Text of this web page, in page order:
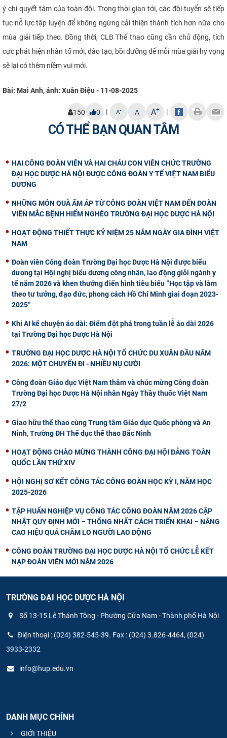
ý chí quyết tâm của toàn đội. Trong thời gian tới, các đội tuyển sẽ tiếp
tục nỗ lực tập luyện để không ngừng cải thiện thành tích hơn nữa cho
mùa giải tiếp theo. Đồng thời, CLB Thể thao cũng cần chủ động, tích
cực phát hiện nhân tố mới, đào tạo, bồi dưỡng để mỗi mùa giải hy vọng
sẽ lại có thêm niềm vui mới.
Bài: Mai Anh, ảnh: Xuân Điệu - 11-08-2025
150 0 | A- A A+ |
CÓ THỂ BẠN QUAN TÂM
HAI CÔNG ĐOÀN VIÊN VÀ HAI CHÁU CON VIÊN CHỨC TRƯỜNG
ĐẠI HỌC DƯỢC HÀ NỘI ĐƯỢC CÔNG ĐOÀN Y TẾ VIỆT NAM BIỂU
DƯƠNG
NHỮNG MÓN QUÀ ẤM ÁP TỪ CÔNG ĐOÀN VIỆT NAM ĐẾN ĐOÀN
VIÊN MẮC BỆNH HIỂM NGHÈO TRƯỜNG ĐẠI HỌC DƯỢC HÀ NỘI
HOẠT ĐỘNG THIẾT THỰC KỶ NIỆM 25 NĂM NGÀY GIA ĐÌNH VIỆT
NAM
Đoàn viên Công đoàn Trường Đại học Dược Hà Nội được biểu
dương tại Hội nghị biểu dương công nhân, lao động giỏi ngành y
tế năm 2026 và khen thưởng điển hình tiêu biểu “Học tập và làm
theo tư tưởng, đạo đức, phong cách Hồ Chí Minh giai đoạn 2023-
2025”
Khi AI kể chuyện áo dài: Điểm đột phá trong tuần lễ áo dài 2026
tại Trường Đại học Dược Hà Nội
TRƯỜNG ĐẠI HỌC DƯỢC HÀ NỘI TỔ CHỨC DU XUÂN ĐẦU NĂM
2026: MỘT CHUYẾN ĐI - NHIỀU NỤ CƯỜI
Công đoàn Giáo dục Việt Nam thăm và chúc mừng Công đoàn
Trường Đại học Dược Hà Nội nhân Ngày Thầy thuốc Việt Nam
27/2
Giao hữu thể thao cùng Trung tâm Giáo dục Quốc phòng và An
Ninh, Trường ĐH Thể dục thể thao Bắc Ninh
HOẠT ĐỘNG CHÀO MỪNG THÀNH CÔNG ĐẠI HỘI ĐẢNG TOÀN
QUỐC LẦN THỨ XIV
HỘI NGHỊ SƠ KẾT CÔNG TÁC CÔNG ĐOÀN HỌC KỲ I, NĂM HỌC
2025-2026
TẬP HUẤN NGHIỆP VỤ CÔNG TÁC CÔNG ĐOÀN NĂM 2026 CẬP
NHẬT QUY ĐỊNH MỚI – THỐNG NHẤT CÁCH TRIỂN KHAI – NÂNG
CAO HIỆU QUẢ CHĂM LO NGƯỜI LAO ĐỘNG
CÔNG ĐOÀN TRƯỜNG ĐẠI HỌC DƯỢC HÀ NỘI TỔ CHỨC LỄ KẾT
NẠP ĐOÀN VIÊN MỚI NĂM 2026
TRƯỜNG ĐẠI HỌC DƯỢC HÀ NỘI
Số 13-15 Lê Thánh Tông - Phường Cửa Nam - Thành phố Hà Nội
Điện thoại : (024) 382-545-39. Fax : (024) 3.826-4464, (024)
3933-2332
info@hup.edu.vn
DANH MỤC CHÍNH
GIỚI THIỆU